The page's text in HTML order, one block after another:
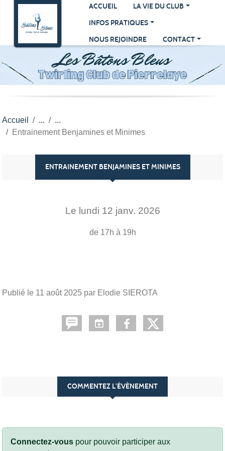
ACCUEIL
LA VIE DU CLUB
INFOS PRATIQUES
NOUS REJOINDRE
CONTACT
Accueil
Entrainement Benjamines et Minimes
ENTRAINEMENT BENJAMINES ET MINIMES
Le lundi 12 janv. 2026
de 17h à 19h
Publié le 11 août 2025 par Elodie SIEROTA
COMMENTEZ L’ÉVÈNEMENT
Connectez-vous pour pouvoir participer aux
Panneau de gestion des cookies